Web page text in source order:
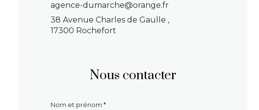
agence-dumarche@orange.fr
38 Avenue Charles de Gaulle ,
17300 Rochefort
Nous contacter
Nom et prénom *